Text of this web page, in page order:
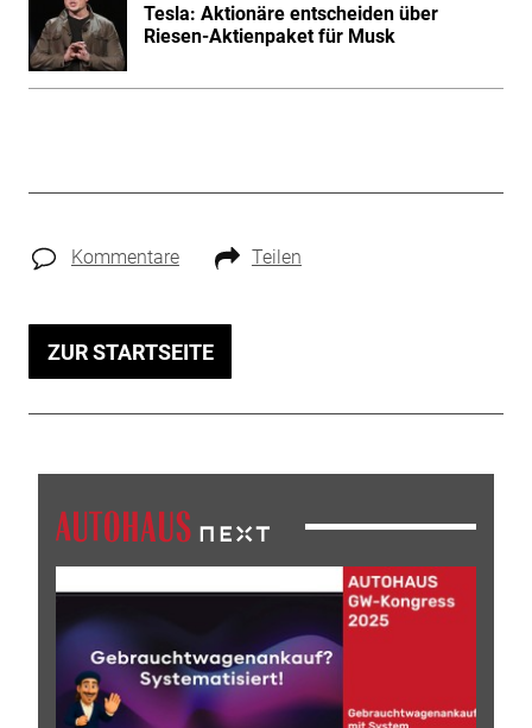
Tesla: Aktionäre entscheiden über
Riesen-Aktienpaket für Musk
Kommentare Teilen
ZUR STARTSEITE